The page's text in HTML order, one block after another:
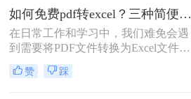
要将PDF文件中的表格数据转换成
Excel格式，以便更好地进行分析和编
辑。本文将详细介绍扫描pdf怎么转换
成excel的方法，让您轻松处理文档转
换的困扰。
如何免费pdf转excel？三种简便方法分享！
在日常工作和学习中，我们难免会遇
到需要将PDF文件转换为Excel文件的
需求，以便对数据进行编辑和分析。
然而，市面上付费软件琳琅满目，若
赞 踩